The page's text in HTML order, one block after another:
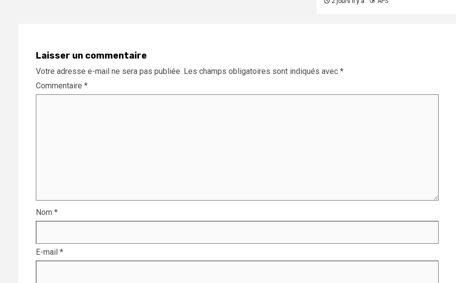
Laisser un commentaire
Votre adresse e-mail ne sera pas publiée. Les champs obligatoires sont indiqués avec *
Commentaire *
Nom *
E-mail *